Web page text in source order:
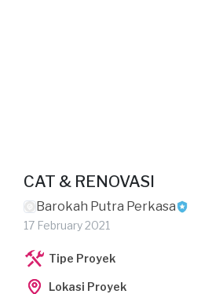
CAT & RENOVASI
Barokah Putra Perkasa
17 February 2021
Tipe Proyek
Lokasi Proyek